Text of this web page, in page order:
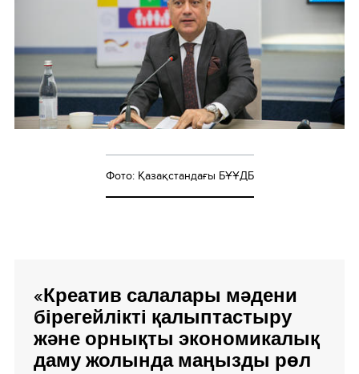
Фото: Қазақстандағы БҰҰДБ
«Креатив салалары мәдени
бірегейлікті қалыптастыру
және орнықты экономикалық
даму жолында маңызды рөл